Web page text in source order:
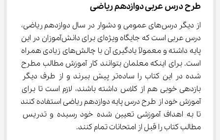
طرح درس عربی دوازدهم ریاضی
از دیگر درس‌های عمومی و دشوار در سال دوازدهم ریاضی،
درس عربی است که جایگاه ویژه‌ای برای دانش‌آموزان در این
پایه داشته و معمولاً یادگیری آن با چالش‌های زیادی همراه
است.‌ برای اینکه معلمان بتوانند کار آموزش مطالب مطرح
شده در این کتاب را ساده‌تر پیش ببرند و از طرف دیگر
بازدهی خوبی هم از کلاس داشته باشند، لازم است تا برای
آموزش خود از طرح درس پایه دوازدهم ریاضی استفاده کنند
تا به اهداف آموزشی تعیین شده خود رسیده و تدریس
مطالب کتاب را قبل از امتحانات تمام کنند.